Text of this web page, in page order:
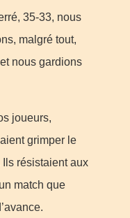
35-33, nous
malgré tout,
nous gardions
joueurs,
grimper le
résistaient aux
match que